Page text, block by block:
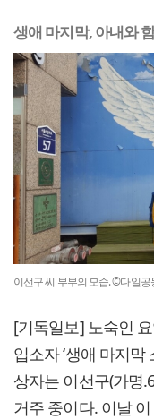
생애 마지막, 아내와
이선구 씨 부부의 모습. ©다일공
[기독일보] 노숙인
입소자 ‘생애 마지막
상자는 이선구(가명
거주 중이다. 이날